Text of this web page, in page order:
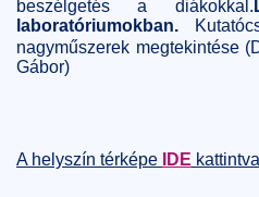
beszélgetés a diákokkal.
laboratóriumokban.
nagyműszerek megtekintése
Gábor)
A helyszín térképe IDE